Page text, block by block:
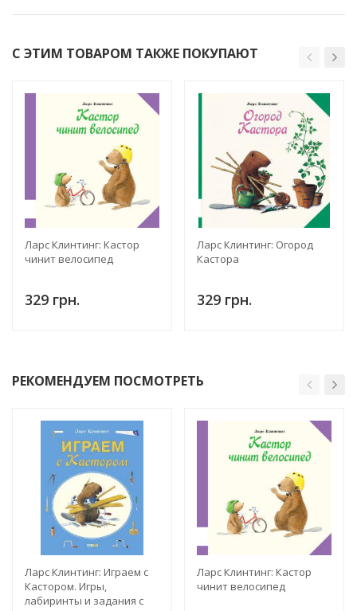
С ЭТИМ ТОВАРОМ ТАКЖЕ ПОКУПАЮТ
Ларс Клинтинг: Кастор
чинит велосипед
329 грн.
Ларс Клинтинг: Огород
Кастора
329 грн.
РЕКОМЕНДУЕМ ПОСМОТРЕТЬ
Ларс Клинтинг: Играем с
Кастором. Игры,
лабиринты и задания с
Ларс Клинтинг: Кастор
чинит велосипед